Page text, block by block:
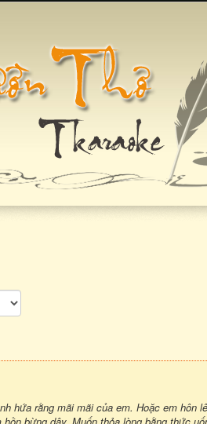
hứa rằng mãi mãi của em. Hoặc em hôn